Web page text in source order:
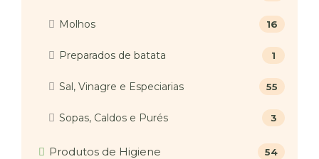
Molhos 16
Preparados de batata 1
Sal, Vinagre e Especiarias 55
Sopas, Caldos e Purés 3
Produtos de Higiene 54